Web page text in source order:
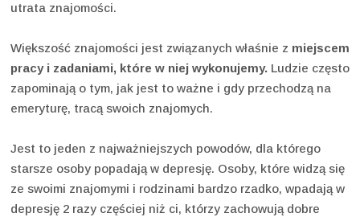
utrata znajomości.
Większość znajomości jest związanych właśnie z miejscem
pracy i zadaniami, które w niej wykonujemy. Ludzie często
zapominają o tym, jak jest to ważne i gdy przechodzą na
emeryturę, tracą swoich znajomych.
Jest to jeden z najważniejszych powodów, dla którego
starsze osoby popadają w depresję. Osoby, które widzą się
ze swoimi znajomymi i rodzinami bardzo rzadko, wpadają w
depresję 2 razy częściej niż ci, którzy zachowują dobre